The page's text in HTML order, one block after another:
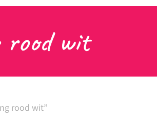
rood wit
rood wit”